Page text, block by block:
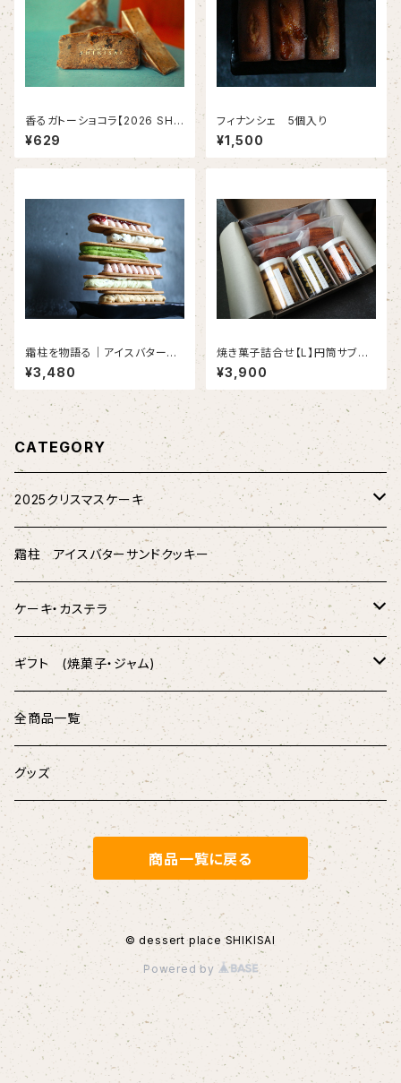
香るガトーショコラ【2026 SHI
KISAI Chocolate Collectio
n】（１個 ）
¥629
フィナンシェ 5個入り
¥1,500
霜柱を物語る｜アイスバターサ
ンドクッキー （6本入り）
¥3,480
焼き菓子詰合せ【L】円筒サブレ
3種入り
¥3,900
CATEGORY
2025クリスマスケーキ
★配送★
★店頭受取★
霜柱 アイスバターサンドクッキー
ケーキ・カステラ
薫製チーズケーキ
樹皮 エクレア
無重力カステラ
【定番】メープル
その他
【店頭受取】ホールケーキ
濃縮ロールケーキ
香るガトーショコラ
ギフト (焼菓子・ジャム)
シキサイサブレ
果蜜 (フルーツキャラメル)
マドレーヌ・フィナンシェ
クッキーカン
チョコレート
全商品一覧
グッズ
商品一覧に戻る
© dessert place SHIKISAI
Powered by